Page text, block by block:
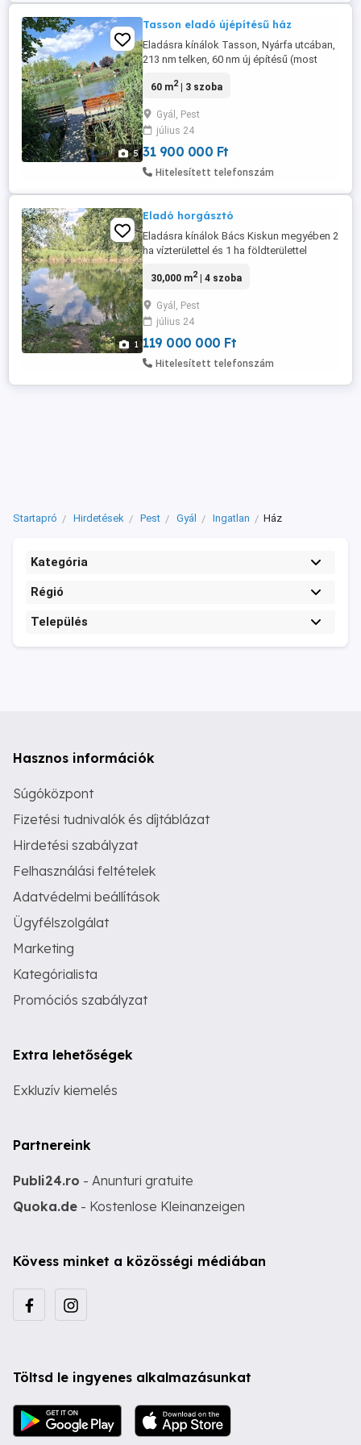
5
Tasson eladó újépítésű ház
Eladásra kínálok Tasson, Nyárfa utcában,
213 nm telken, 60 nm új építésű (most
Cserepeslemez fedéssel beton
villany, fúrt kút és csatorna van. Nem
tartozik stég hozzá. Kunsági és Rsd pár
perc sétára elérhető. Amikor jövünk ...
60 m2| 3 szoba
Gyál, Pest
július 24
31 900 000 Ft
Hitelesített telefonszám
1
Eladó horgásztó
Eladásra kínálok Bács Kiskun megyében 2
ha vízterülettel és 1 ha földterülettel
horgásztavat.... 2 ház van rajta, kb 70 és
a vizet és a tóhoz az utánpótlást, még 1
kutat csináltat a jelenlegi tulajdonos.
Több víz és áram kiállás ...
30,000 m2| 4 szoba
Gyál, Pest
július 24
119 000 000 Ft
Hitelesített telefonszám
Startapró Hirdetések Pest Gyál Ingatlan Ház
Kategória
Régió
Település
Hasznos információk
Súgóközpont
Fizetési tudnivalók és díjtáblázat
Hirdetési szabályzat
Felhasználási feltételek
Adatvédelmi beállítások
Ügyfélszolgálat
Marketing
Kategórialista
Promóciós szabályzat
Extra lehetőségek
Exkluzív kiemelés
Partnereink
Publi24.ro - Anunturi gratuite
Quoka.de - Kostenlose Kleinanzeigen
Kövess minket a közösségi médiában
Töltsd le ingyenes alkalmazásunkat